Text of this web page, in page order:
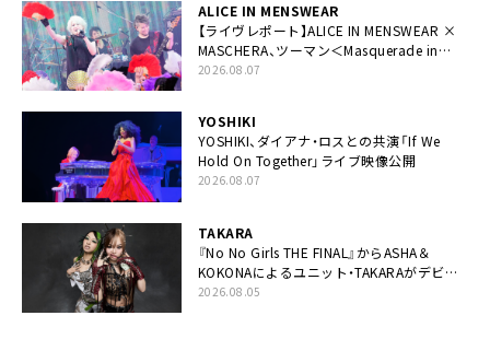
ALICE IN MENSWEAR
【ライヴレポート】ALICE IN MENSWEAR ×
MASCHERA、ツーマン＜Masquerade in
Wonderland＞に一夜限り豪華共演と14年
2026.08.07
YOSHIKI
YOSHIKI、ダイアナ・ロスとの共演「If We
Hold On Together」ライブ映像公開
2026.08.07
TAKARA
『No No Girls THE FINAL』からASHA＆
KOKONAによるユニット・TAKARAがデビュ
ー
2026.08.05